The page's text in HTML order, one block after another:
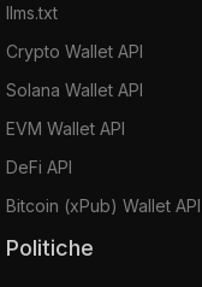
llms.txt
Crypto Wallet API
Solana Wallet API
EVM Wallet API
DeFi API
Bitcoin (xPub) Wallet API
Politiche